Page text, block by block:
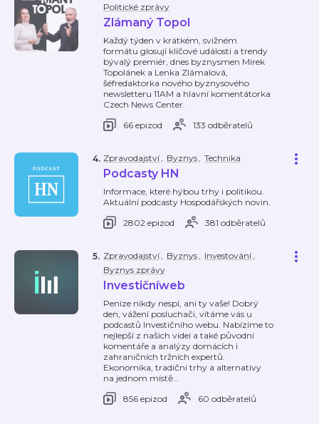
Politické zprávy
Zlámaný Topol
Každý týden v krátkém, svižném
formátu glosují klíčové události a trendy
bývalý premiér, dnes byznysmen Mirek
Topolánek a Lenka Zlámalová,
šéfredaktorka nového byznysového
newsletteru 11AM a hlavní komentátorka
Czech News Center.
66 epizod
133 odběratelů
Zpravodajství, Byznys, Technika
Podcasty HN
Informace, které hýbou trhy i politikou.
Aktuální podcasty Hospodářských novin.
2802 epizod
381 odběratelů
4.
Zpravodajství, Byznys, Investování,
Byznys zprávy
Investičníweb
Peníze nikdy nespí, ani ty vaše! Dobrý
den, vážení posluchači, vítáme vás u
podcastů Investičního webu. Nabízíme to
nejlepší z našich videí a také původní
komentáře a analýzy domácích i
zahraničních tržních expertů.
Ekonomika, tradiční trhy a alternativy
na jednom místě…
856 epizod
60 odběratelů
5.